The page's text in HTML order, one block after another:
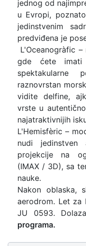
jednog od
u Evropi,
jedinstvenim
predviđena je
L'Oceanogràfic
gde ćete
spektakularne
raznovrstan
vidite delfine,
vrste u
najatraktivnijih
L'Hemisfèric –
nudi jedinstven
projekcije na
(IMAX / 3D), sa
nauke.
Nakon oblaska,
aerodrom. Let za
JU 0593.
programa.